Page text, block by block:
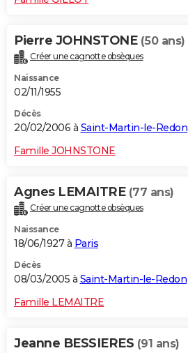
Pierre JOHNSTONE (50 ans)
Créer une cagnotte obsèques
Naissance
02/11/1955
Décès
20/02/2006 à Saint-Martin-le-Redon
Famille JOHNSTONE
Agnes LEMAITRE (77 ans)
Créer une cagnotte obsèques
Naissance
18/06/1927 à Paris
Décès
08/03/2005 à Saint-Martin-le-Redon
Famille LEMAITRE
Jeanne BESSIERES (91 ans)